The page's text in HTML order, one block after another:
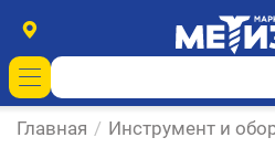
Главная / Инструмент и